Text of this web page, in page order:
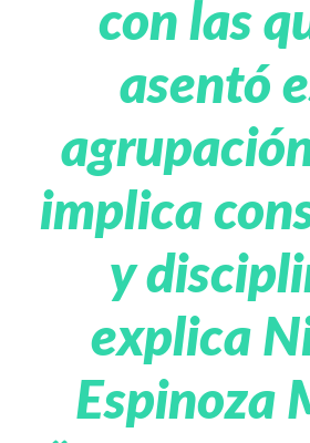
con las
asentó
implica
y
explica
Espinoza